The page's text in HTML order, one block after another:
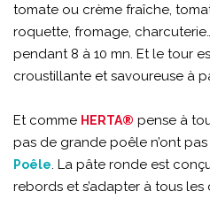
tomate ou crème fraîche,
roquette, fromage,
pendant 8 à 10 mn. Et le tour
croustillante et savoureuse à
Et comme HERTA® pense à
pas de grande poêle n’ont
Poêle. La pâte ronde est
rebords et s’adapter à tous